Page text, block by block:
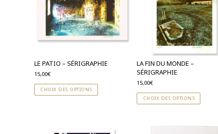
LE PATIO – SÉRIGRAPHIE
15,00€
CHOIX DES OPTIONS
LA FIN DU MONDE –
SÉRIGRAPHIE
15,00€
CHOIX DES OPTIONS